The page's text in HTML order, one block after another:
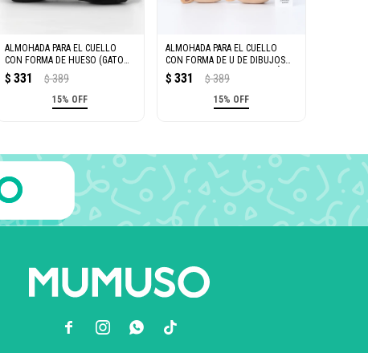
ALMOHADA PARA EL CUELLO
CON FORMA DE HUESO (GATO
NEGRO)
$ 331 $ 389
15% OFF
ALMOHADA PARA EL CUELLO
CON FORMA DE U DE DIBUJOS
ANIMADOS (MAPACHE MARRÓN)
$ 331 $ 389
15% OFF
  